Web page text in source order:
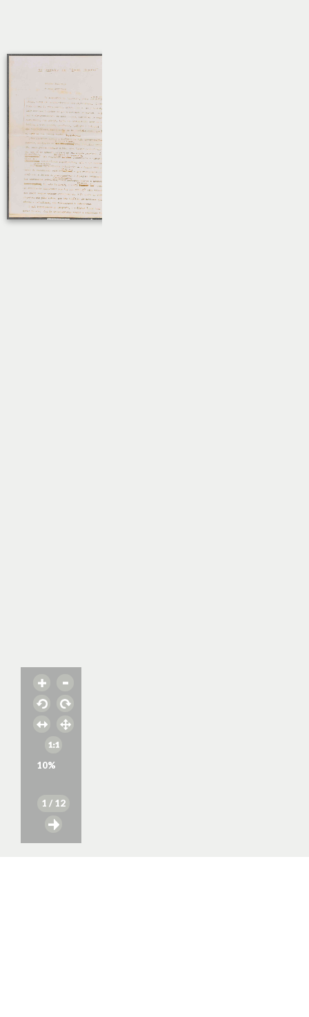
10%
1 / 12